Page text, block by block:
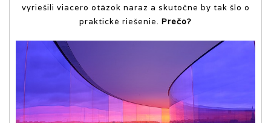
vyriešili viacero otázok naraz a skutočne by tak šlo o
praktické riešenie. Prečo?